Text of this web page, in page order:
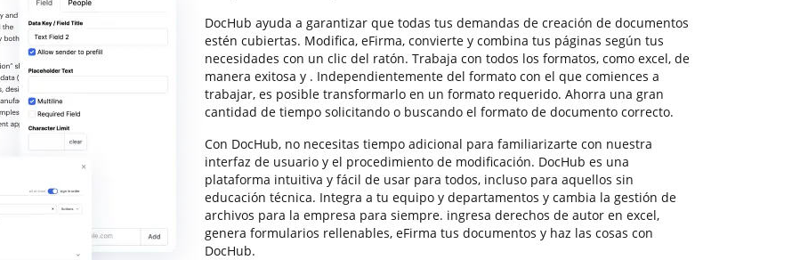
DocHub ayuda a garantizar que todas tus demandas de creación de documentos
estén cubiertas. Modifica, eFirma, convierte y combina tus páginas según tus
necesidades con un clic del ratón. Trabaja con todos los formatos, como excel, de
manera exitosa y . Independientemente del formato con el que comiences a
trabajar, es posible transformarlo en un formato requerido. Ahorra una gran
cantidad de tiempo solicitando o buscando el formato de documento correcto.
Con DocHub, no necesitas tiempo adicional para familiarizarte con nuestra
interfaz de usuario y el procedimiento de modificación. DocHub es una
plataforma intuitiva y fácil de usar para todos, incluso para aquellos sin
educación técnica. Integra a tu equipo y departamentos y cambia la gestión de
archivos para la empresa para siempre. ingresa derechos de autor en excel,
genera formularios rellenables, eFirma tus documentos y haz las cosas con
DocHub.